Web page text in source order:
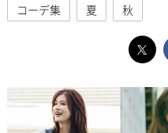
コーデ集 夏 秋